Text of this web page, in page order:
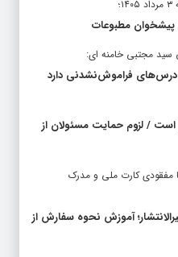
سید مجتبی خامنه ای:
درس‌های فراموش‌نشدنی دارد
است / لزوم حمایت مسئولان از
مفقودی کارت ملی و مدرک
آموزش نحوه سفارش از